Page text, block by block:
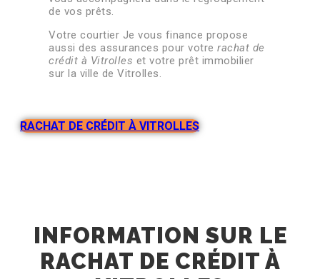
de vos prêts.
Votre courtier Je vous finance propose
aussi des assurances pour votre rachat de
crédit à Vitrolles et votre prêt immobilier
sur la ville de Vitrolles.
RACHAT DE CRÉDIT À VITROLLES
INFORMATION SUR LE
RACHAT DE CRÉDIT À